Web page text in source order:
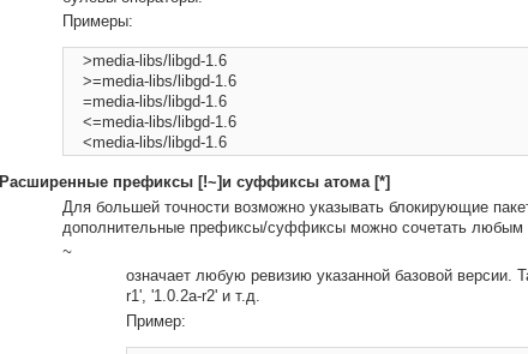
Примеры:
    >media-libs/libgd-1.6
    >=media-libs/libgd-1.6
    =media-libs/libgd-1.6
    <=media-libs/libgd-1.6
Расширенные префиксы [!~]и суффиксы атома [*]
Для большей точности возможно указывать блокирующие
дополнительные префиксы/суффиксы можно сочетать
~
означает любую ревизию указанной базовой версии.
r1', '1.0.2a-r2' и т.д.
Пример: